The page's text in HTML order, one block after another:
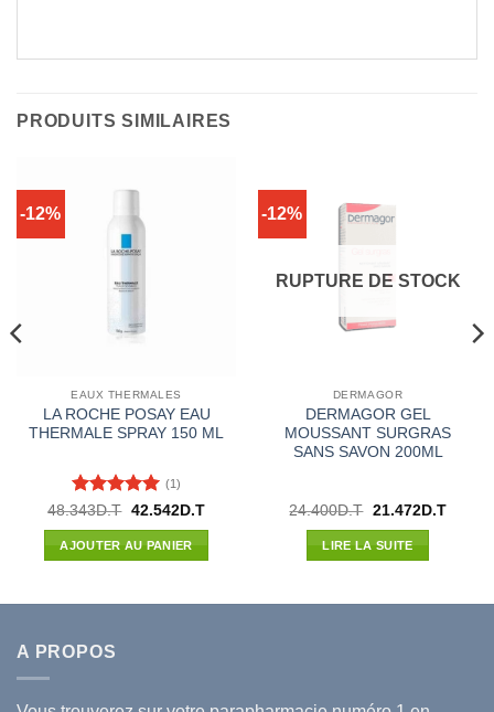
PRODUITS SIMILAIRES
-12%
EAUX THERMALES
LA ROCHE POSAY EAU
THERMALE SPRAY 150 ML
Note5 sur
5
(1)
48.343D.T Le
initial
était :
42.542D.TLe
AJOUTER AU PANIER
-12%
RUPTURE DE STOCK
DERMAGOR
DERMAGOR GEL
MOUSSANT SURGRAS
SANS SAVON 200ML
24.400D.T Le
initial
était :
21.472D.TLe
LIRE LA SUITE
A PROPOS